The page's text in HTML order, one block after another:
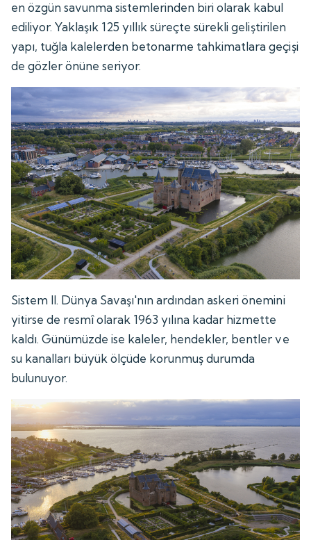
en özgün savunma sistemlerinden biri olarak kabul
ediliyor. Yaklaşık 125 yıllık süreçte sürekli geliştirilen
yapı, tuğla kalelerden betonarme tahkimatlara geçişi
de gözler önüne seriyor.
Sistem II. Dünya Savaşı'nın ardından askeri önemini
yitirse de resmî olarak 1963 yılına kadar hizmette
kaldı. Günümüzde ise kaleler, hendekler, bentler ve
su kanalları büyük ölçüde korunmuş durumda
bulunuyor.